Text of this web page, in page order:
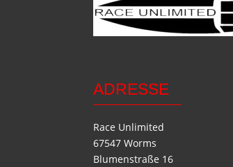
ADRESSE
Race Unlimited
67547 Worms
Blumenstraße 16